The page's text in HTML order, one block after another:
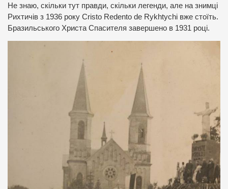
Не знаю, скільки тут правди, скільки легенди, але на знимці
Рихтичів з 1936 року Cristo Redento de Rykhtychi вже стоїть.
Бразильського Христа Спасителя завершено в 1931 році.